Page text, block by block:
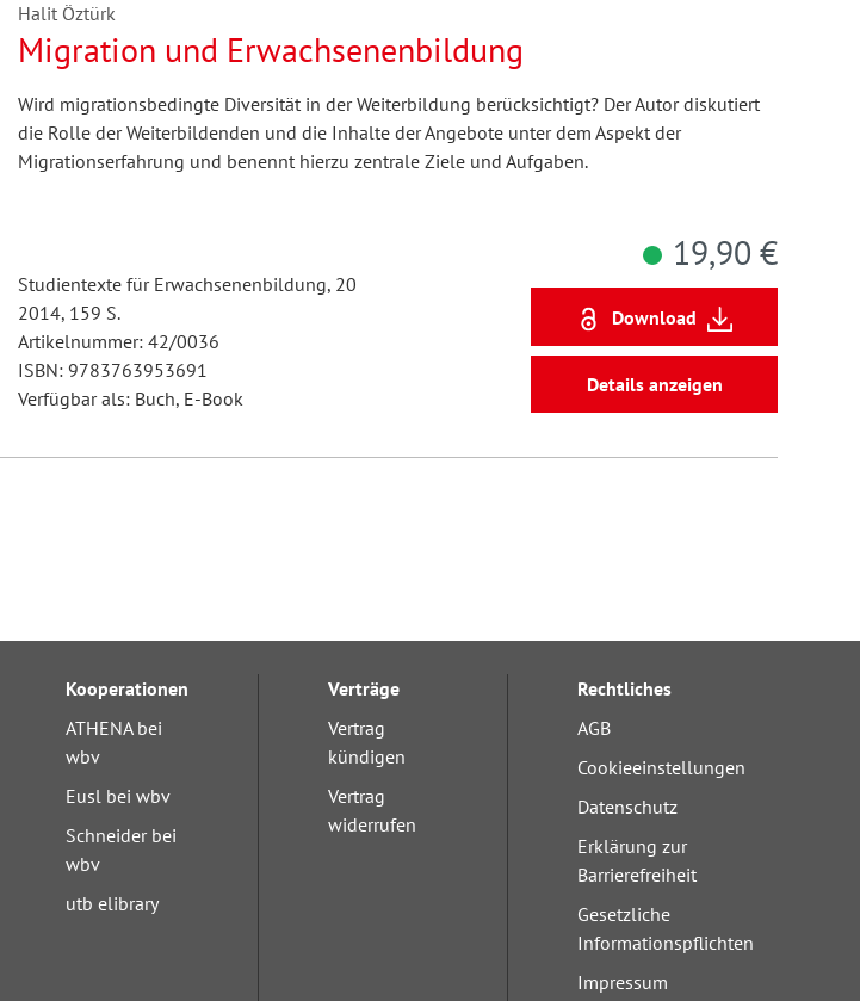
Halit Öztürk
Migration und Erwachsenenbildung
Wird migrationsbedingte Diversität in der Weiterbildung berücksichtigt? Der Autor diskutiert
die Rolle der Weiterbildenden und die Inhalte der Angebote unter dem Aspekt der
Migrationserfahrung und benennt hierzu zentrale Ziele und Aufgaben.
Studientexte für Erwachsenenbildung, 20
2014, 159 S.
Artikelnummer: 42/0036
ISBN: 9783763953691
Verfügbar als: Buch, E-Book
19,90 €
Download
Details anzeigen
Kooperationen
ATHENA bei
wbv
Eusl bei wbv
Schneider bei
wbv
utb elibrary
Verträge
Vertrag
kündigen
Vertrag
widerrufen
Rechtliches
AGB
Cookieeinstellungen
Datenschutz
Erklärung zur
Barrierefreiheit
Gesetzliche
Informationspflichten
Impressum